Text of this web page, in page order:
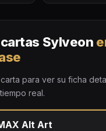
Sylveon
para ver su ficha
real.
Alt Art